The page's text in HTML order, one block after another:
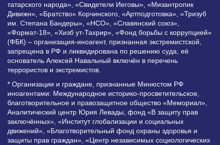
татарского народа», «Свидетели Иеговы», «Мизантропик
Дивижн», «Братство» Корчинского, «Артподготовка», «Тризуб
им. Степана Бандеры», «НСО», «Славянский союз»,
«Формат-18», «Хизб ут-Тахрир», «Фонд борьбы с коррупцией»
(ФБК) – организация-иноагент, признанная экстремистской,
запрещена в РФ и ликвидирована по решению суда; её
основатель Алексей Навальный включён в перечень
террористов и экстремистов.
* Организации и граждане, признанные Минюстом РФ
иноагентами: Международное историко-просветительское,
благотворительное и правозащитное общество «Мемориал»,
Аналитический центр Юрия Левады, фонд «В защиту прав
заключённых», «Институт глобализации и социальных
движений», «Благотворительный фонд охраны здоровья и
защиты прав граждан», «Центр независимых социологических